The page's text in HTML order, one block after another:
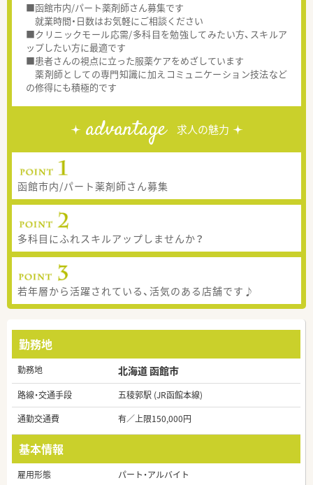
■函館市内/パート薬剤師さん募集です
就業時間・日数はお気軽にご相談ください
■クリニックモール応需/多科目を勉強してみたい方、スキルア
ップしたい方に最適です
■患者さんの視点に立った服薬ケアをめざしています
薬剤師としての専門知識に加えコミュニケーション技法など
の修得にも積極的です
advantage 求人の魅力
函館市内/パート薬剤師さん募集
多科目にふれスキルアップしませんか？
若年層から活躍されている、活気のある店舗です♪
勤務地
勤務地 北海道 函館市
路線・交通手段
五稜郭駅 (JR函館本線)
通勤交通費
有／上限150,000円
基本情報
雇用形態
パート・アルバイト